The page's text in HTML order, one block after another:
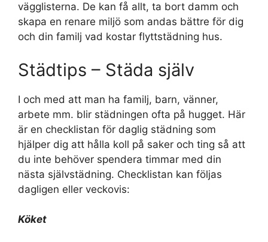
vägglisterna. De kan få allt, ta bort damm och
skapa en renare miljö som andas bättre för dig
och din familj vad kostar flyttstädning hus.
Städtips – Städa själv
I och med att man ha familj, barn, vänner,
arbete mm. blir städningen ofta på hugget. Här
är en checklistan för daglig städning som
hjälper dig att hålla koll på saker och ting så att
du inte behöver spendera timmar med din
nästa självstädning. Checklistan kan följas
dagligen eller veckovis:
Köket